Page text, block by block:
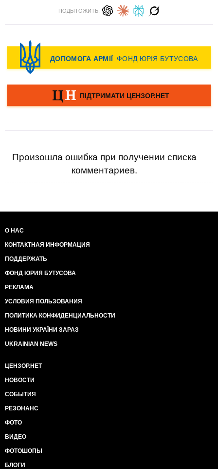
ПОДЫТОЖИТЬ:
Произошла ошибка при получении списка
комментариев.
О НАС
КОНТАКТНАЯ ИНФОРМАЦИЯ
ПОДДЕРЖАТЬ
ФОНД ЮРИЯ БУТУСОВА
РЕКЛАМА
УСЛОВИЯ ПОЛЬЗОВАНИЯ
ПОЛИТИКА КОНФИДЕНЦИАЛЬНОСТИ
НОВИНИ УКРАЇНИ ЗАРАЗ
UKRAINIAN NEWS
ЦЕНЗОР.НЕТ
НОВОСТИ
СОБЫТИЯ
РЕЗОНАНС
ФОТО
ВИДЕО
ФОТОШОПЫ
БЛОГИ